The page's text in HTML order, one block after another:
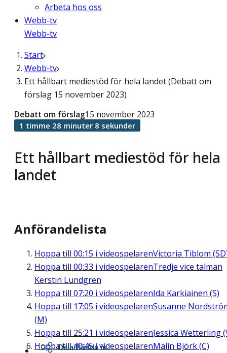
Arbeta hos oss
Webb-tv
Webb-tv
Start
Webb-tv
Ett hållbart mediestöd för hela landet (Debatt om
förslag 15 november 2023)
Ett hållbart mediestöd för hela
landet
Debatt om förslag15 november 2023
1 timme 28 minuter 8 sekunder
Anförandelista
Hoppa till 00:15 i videospelarenVictoria Tiblom
Hoppa till 00:33 i videospelarenTredje vice talman
Kerstin Lundgren
Hoppa till 07:20 i videospelarenIda Karkiainen (S)
Hoppa till 17:05 i videospelarenSusanne
(M)
Hoppa till 25:21 i videospelarenJessica Wetterling
Hoppa till40:45i videospelarenMalin Björk (C)
Dela/Bädda in